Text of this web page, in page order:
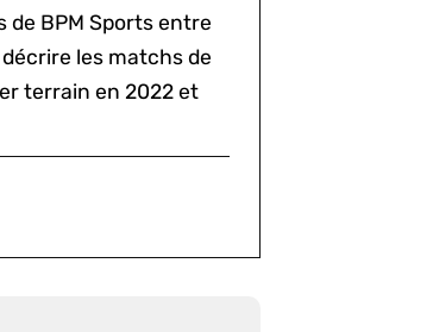
de BPM Sports entre
les matchs de
terrain en 2022 et